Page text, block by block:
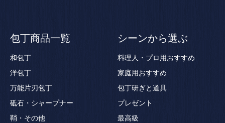
包丁商品一覧
和包丁
洋包丁
万能片刃包丁
砥石・シャープナー
鞘・その他
シーンから選ぶ
料理人・プロ用おすすめ
家庭用おすすめ
包丁研ぎと道具
プレゼント
最高級